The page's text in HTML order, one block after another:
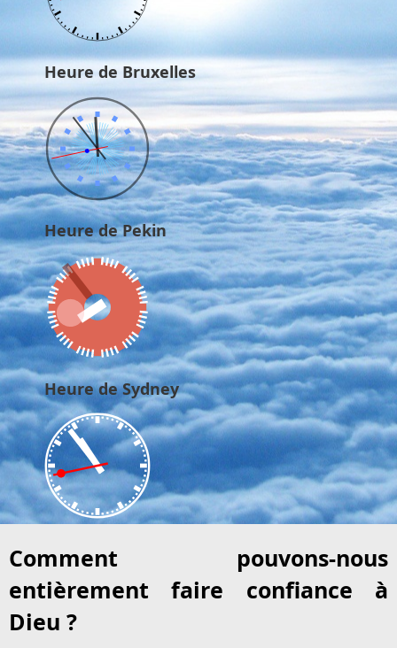
Heure de Bruxelles
Heure de Pekin
Heure de Sydney
Comment pouvons-nous
entièrement faire confiance à
Dieu ?